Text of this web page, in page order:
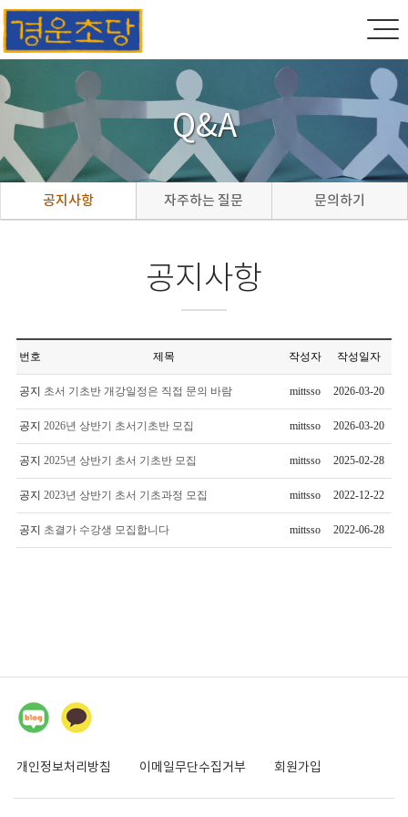
Q&A
공지사항 자주하는 질문 문의하기
공지사항
번호 제목 작성자 작성일자
공지 초서 기초반 개강일정은 직접 문의 바람 mittsso 2026-03-20
공지 2026년 상반기 초서기초반 모집 mittsso 2026-03-20
공지 2025년 상반기 초서 기초반 모집 mittsso 2025-02-28
공지 2023년 상반기 초서 기초과정 모집 mittsso 2022-12-22
공지 초결가 수강생 모집합니다 mittsso 2022-06-28
개인정보처리방침 이메일무단수집거부 회원가입